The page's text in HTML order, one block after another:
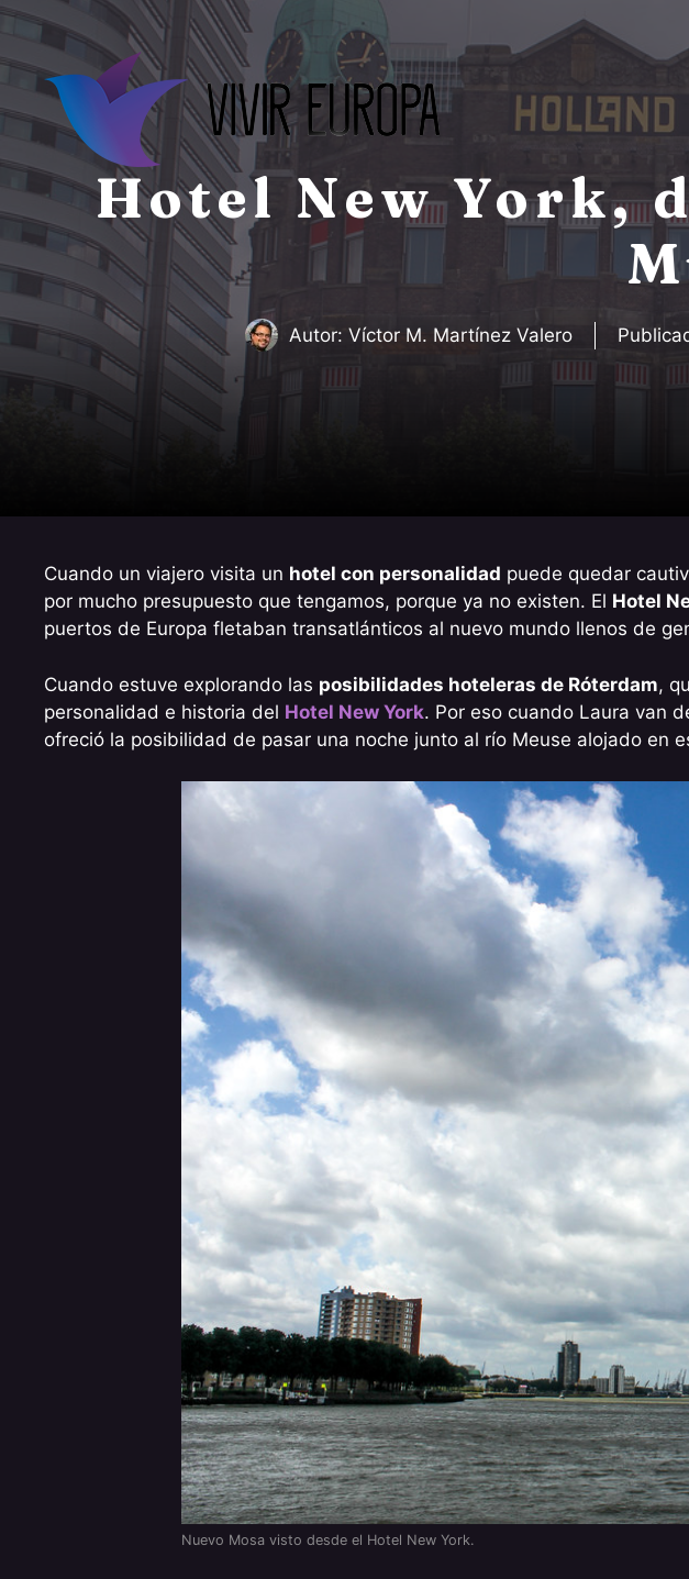
Saltar
contenido
Hotel New York,
Autor: Víctor M. Martínez Valero
Cuando un viajero visita un hotel con personalidad puede quedar
por mucho presupuesto que tengamos, porque ya no existen. El Hotel
puertos de Europa fletaban transatlánticos al nuevo mundo llenos de
Cuando estuve explorando las posibilidades hoteleras de Róterdam,
personalidad e historia del Hotel New York. Por eso cuando Laura van
ofreció la posibilidad de pasar una noche junto al río Meuse alojado en
Nuevo Mosa visto desde el Hotel New York.